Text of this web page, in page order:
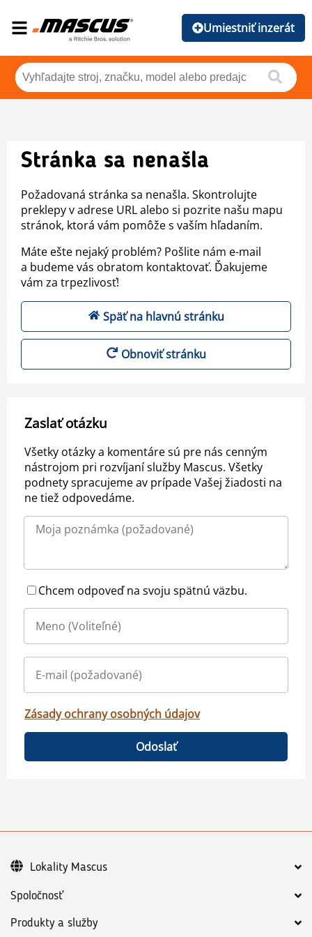
Umiestniť inzerát
Stránka sa nenašla
Požadovaná stránka sa nenašla. Skontrolujte
preklepy v adrese URL alebo si pozrite našu mapu
stránok, ktorá vám pomôže s vaším hľadaním.
Máte ešte nejaký problém? Pošlite nám e-mail
a budeme vás obratom kontaktovať. Ďakujeme
vám za trpezlivosť!
Späť na hlavnú stránku
Obnoviť stránku
Zaslať otázku
Všetky otázky a komentáre sú pre nás cenným
nástrojom pri rozvíjaní služby Mascus. Všetky
podnety spracujeme av prípade Vašej žiadosti na
ne tiež odpovedáme.
Chcem odpoveď na svoju spätnú väzbu.
Zásady ochrany osobných údajov
Odoslať
Spoločnosť
Produkty a služby
Lokality Mascus